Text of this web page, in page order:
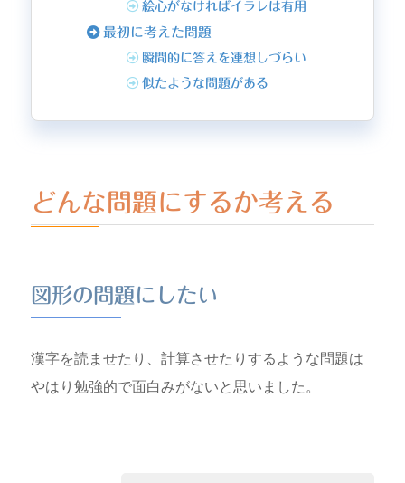
絵心がなければイラレは有用
最初に考えた問題
瞬間的に答えを連想しづらい
似たような問題がある
どんな問題にするか考える
図形の問題にしたい
漢字を読ませたり、計算させたりするような問題は
やはり勉強的で面白みがないと思いました。